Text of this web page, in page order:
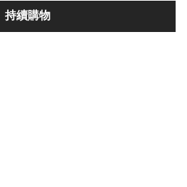
持續購物